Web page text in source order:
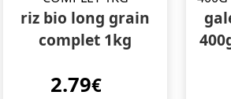
riz bio long grain
complet 1kg
2.79€